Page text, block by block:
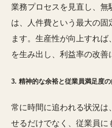
業務プロセスを見直し、無
は、人件費という最大の固
ます。生産性が向上すれ
を生み出し、利益率の改善
3. 精神的な余裕と従業員満足度
常に時間に追われる状況は
せるだけでなく、従業員に